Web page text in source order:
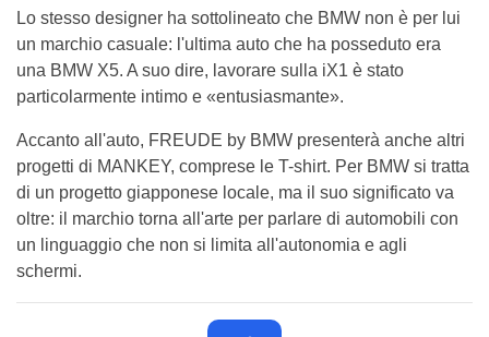
Lo stesso designer ha sottolineato che BMW non è per lui
un marchio casuale: l'ultima auto che ha posseduto era
una BMW X5. A suo dire, lavorare sulla iX1 è stato
particolarmente intimo e «entusiasmante».
Accanto all'auto, FREUDE by BMW presenterà anche altri
progetti di MANKEY, comprese le T-shirt. Per BMW si tratta
di un progetto giapponese locale, ma il suo significato va
oltre: il marchio torna all'arte per parlare di automobili con
un linguaggio che non si limita all'autonomia e agli
schermi.